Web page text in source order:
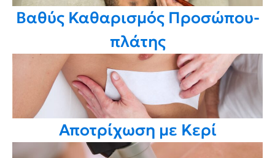
Βαθύς Καθαρισμός Προσώπου-
πλάτης
Αποτρίχωση με Κερί